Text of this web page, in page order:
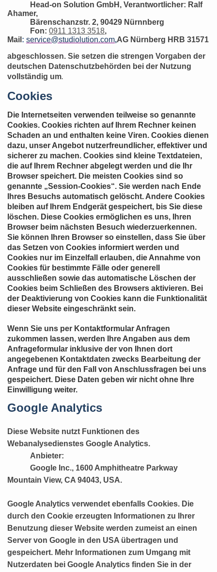
Head-on Solution GmbH, Verantwortlicher: Ralf
Ahamer,
Bärenschanzstr. 2, 90429 Nürnnberg
Fon:0911 1313 3518,
Mail : service@studiolution.com,AG Nürnberg HRB 31571
abgeschlossen. Sie setzen die strengen Vorgaben der
deutschen Datenschutzbehörden bei der Nutzung
vollständig um.
Cookies
Die Internetseiten verwenden teilweise so genannte
Cookies. Cookies richten auf Ihrem Rechner keinen
Schaden an und enthalten keine Viren. Cookies dienen
dazu, unser Angebot nutzerfreundlicher, effektiver und
sicherer zu machen. Cookies sind kleine Textdateien,
die auf Ihrem Rechner abgelegt werden und die Ihr
Browser speichert. Die meisten Cookies sind so
genannte „Session-Cookies“. Sie werden nach Ende
Ihres Besuchs automatisch gelöscht. Andere Cookies
bleiben auf Ihrem Endgerät gespeichert, bis Sie diese
löschen. Diese Cookies ermöglichen es uns, Ihren
Browser beim nächsten Besuch wiederzuerkennen.
Sie können Ihren Browser so einstellen, dass Sie über
das Setzen von Cookies informiert werden und
Cookies nur im Einzelfall erlauben, die Annahme von
Cookies für bestimmte Fälle oder generell
ausschließen sowie das automatische Löschen der
Cookies beim Schließen des Browsers aktivieren. Bei
der Deaktivierung von Cookies kann die Funktionalität
dieser Website eingeschränkt sein.
Wenn Sie uns per Kontaktformular Anfragen
zukommen lassen, werden Ihre Angaben aus dem
Anfrageformular inklusive der von Ihnen dort
angegebenen Kontaktdaten zwecks Bearbeitung der
Anfrage und für den Fall von Anschlussfragen bei uns
gespeichert. Diese Daten geben wir nicht ohne Ihre
Einwilligung weiter.
Google Analytics
Diese Website nutzt Funktionen des
Webanalysedienstes Google Analytics.
Anbieter:
Google Inc., 1600 Amphitheatre Parkway
Mountain View, CA 94043, USA.
Google Analytics verwendet ebenfalls Cookies. Die
durch den Cookie erzeugten Informationen zu Ihrer
Benutzung dieser Website werden zumeist an einen
Server von Google in den USA übertragen und
gespeichert. Mehr Informationen zum Umgang mit
Nutzerdaten bei Google Analytics finden Sie in der